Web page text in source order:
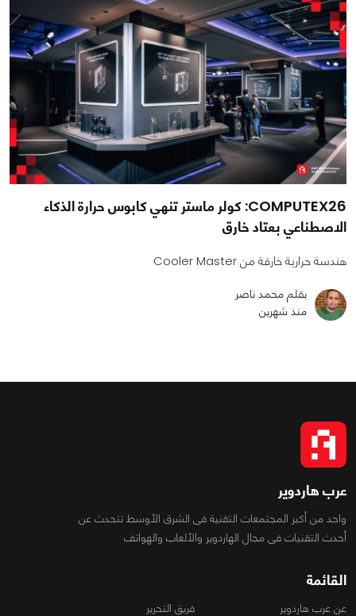
COMPUTEX26: كولر ماستر تنهي كابوس حرارة الذكاء
الاصطناعي بعتاد خارق
هندسة حرارية خارقة من Cooler Master
بقلم محمد ناصر
منذ شهرين
عرب هاردوير
واحد من أكبر المجتمعات التقنية فى الشرق الأوسط تتحدث عن
أحدث التقنيات فى مجال الهاردوير والألعاب والهواتف
القائمة
عن عرب هاردوير فريق التحرير